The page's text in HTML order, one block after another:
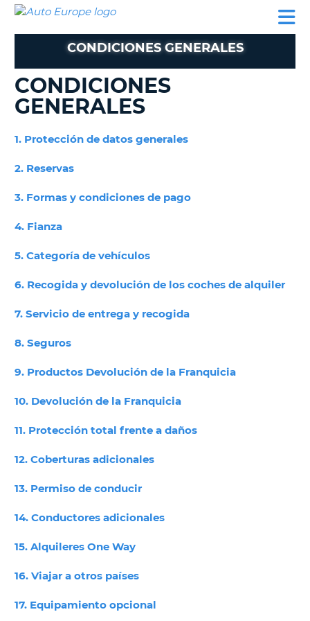
ALQUILER
ALQUILER DE
AUTOCARAVANAS
AUTO
EUROPE
ALQUILER
DE
AUTOCARAVANAS
COLABORADORES
AYUDA
MI
GESTIONAR
RESERVA
ESPAÑA
CONDICIONES GENERALES
CONDICIONES
GENERALES
1. Protección de datos generales
2. Reservas
3. Formas y condiciones de pago
4. Fianza
5. Categoría de vehículos
6. Recogida y devolución de los coches de alquiler
7. Servicio de entrega y recogida
8. Seguros
9. Productos Devolución de la Franquicia
10. Devolución de la Franquicia
11. Protección total frente a daños
12. Coberturas adicionales
13. Permiso de conducir
14. Conductores adicionales
15. Alquileres One Way
16. Viajar a otros países
17. Equipamiento opcional